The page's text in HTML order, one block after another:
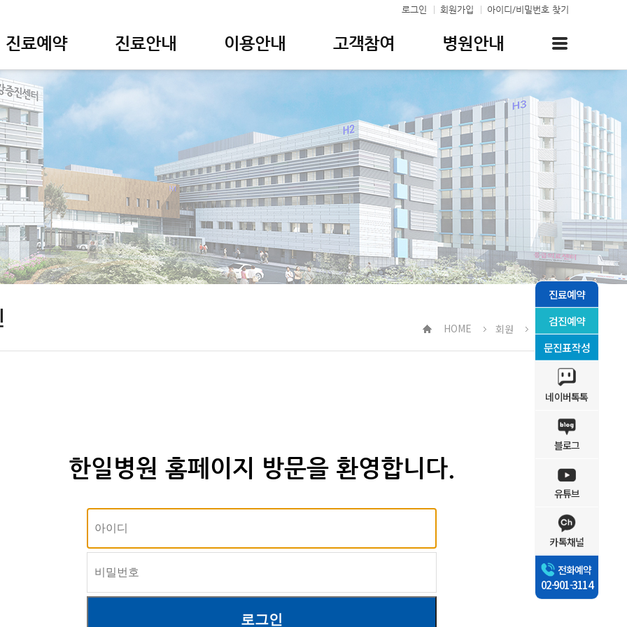
로그인 회원가입 아이디/비밀번호 찾기
진료예약 진료안내 이용안내 고객참여 병원안내
진료예약
검진예약
문진표작성
네이버톡톡
블로그
유튜브
카톡채널
전화예약
02-901-3114
HOME 회원 로그인
한일병원 홈페이지 방문을 환영합니다.